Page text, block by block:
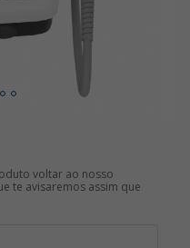
voltar ao nosso
te avisaremos assim que